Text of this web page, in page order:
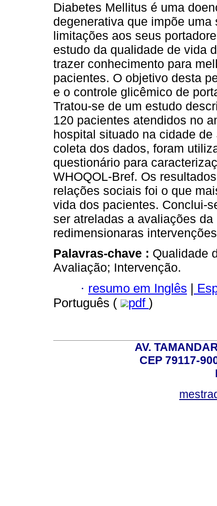
Diabetes Mellitus é uma
degenerativa que impõe uma
limitações aos seus
estudo da qualidade de vida
trazer conhecimento para
pacientes. O objetivo desta
e o controle glicêmico de
Tratou-se de um estudo
120 pacientes atendidos no
hospital situado na cidade
coleta dos dados, foram
questionário para
WHOQOL-Bref. Os
relações sociais foi o que
vida dos pacientes. Conclui-
ser atreladas a avaliações
redimensionaras
Palavras-chave : Qualidade
Avaliação; Intervenção.
· resumo em Inglês |
Português (
pdf )
AV.
CEP 79117-